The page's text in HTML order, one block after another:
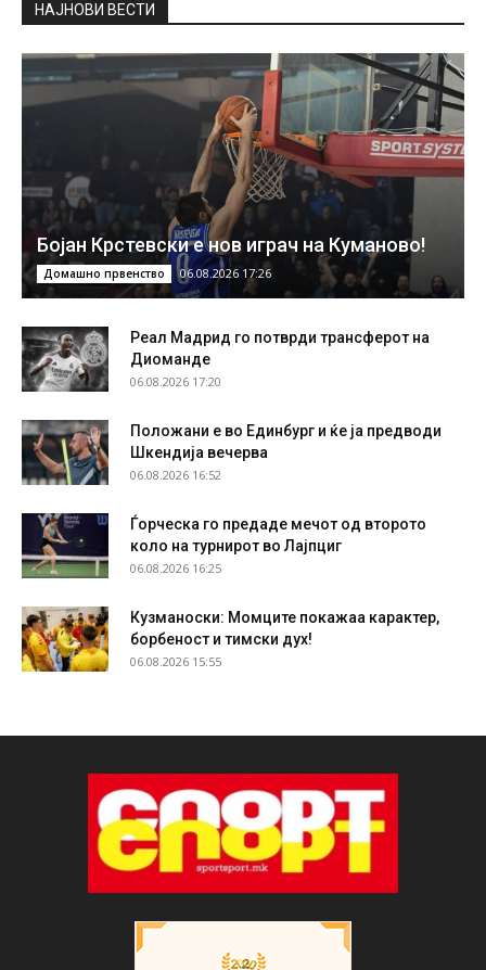
НAЈНОВИ ВЕСТИ
Бојан Крстевски е нов играч на Куманово!
Домашно првенство 06.08.2026 17:26
Реал Мадрид го потврди трансферот на
Диоманде
06.08.2026 17:20
Положани е во Единбург и ќе ја предводи
Шкендија вечерва
06.08.2026 16:52
Ѓорческа го предаде мечот од второто
коло на турнирот во Лајпциг
06.08.2026 16:25
Кузманоски: Момците покажаа карактер,
борбеност и тимски дух!
06.08.2026 15:55